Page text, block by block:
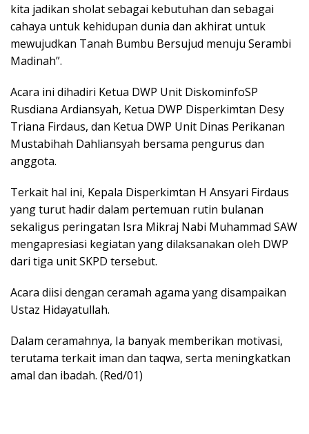
kita jadikan sholat sebagai kebutuhan dan sebagai
cahaya untuk kehidupan dunia dan akhirat untuk
mewujudkan Tanah Bumbu Bersujud menuju Serambi
Madinah”.
Acara ini dihadiri Ketua DWP Unit DiskominfoSP
Rusdiana Ardiansyah, Ketua DWP Disperkimtan Desy
Triana Firdaus, dan Ketua DWP Unit Dinas Perikanan
Mustabihah Dahliansyah bersama pengurus dan
anggota.
Terkait hal ini, Kepala Disperkimtan H Ansyari Firdaus
yang turut hadir dalam pertemuan rutin bulanan
sekaligus peringatan Isra Mikraj Nabi Muhammad SAW
mengapresiasi kegiatan yang dilaksanakan oleh DWP
dari tiga unit SKPD tersebut.
Acara diisi dengan ceramah agama yang disampaikan
Ustaz Hidayatullah.
Dalam ceramahnya, Ia banyak memberikan motivasi,
terutama terkait iman dan taqwa, serta meningkatkan
amal dan ibadah. (Red/01)